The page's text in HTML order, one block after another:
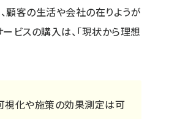
顧客の生活や会社の在りようが
ビスの購入は、「現状から理想
視化や施策の効果測定は可